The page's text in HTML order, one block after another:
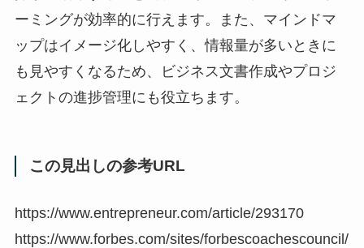
ーミングが効率的に行えます。また、マインドマ
ップはイメージ化しやすく、情報量が多いときに
も見やすくなるため、ビジネス文書作成やプロジ
ェクトの進捗管理にも役立ちます。
この見出しの参考URL
https://www.entrepreneur.com/article/293170
https://www.forbes.com/sites/forbescoachescouncil/